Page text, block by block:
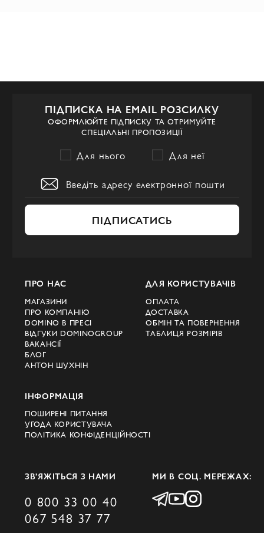
ПІДПИСКА НА EMAIL РОЗСИЛКУ
ОФОРМЛЮЙТЕ ПІДПИСКУ ТА ОТРИМУЙТЕ
СПЕЦІАЛЬНІ ПРОПОЗИЦІЇ
Для нього Для неї
ПІДПИСАТИСЬ
ПРО НАС
МАГАЗИНИ
ПРО КОМПАНІЮ
DOMINO В ПРЕСІ
ВІДГУКИ DOMINOGROUP
ВАКАНСІЇ
БЛОГ
АНТОН ШУХНІН
ДЛЯ КОРИСТУВАЧІВ
ОПЛАТА
ДОСТАВКА
ОБМІН ТА ПОВЕРНЕННЯ
ТАБЛИЦЯ РОЗМІРІВ
ІНФОРМАЦІЯ
ПОШИРЕНІ ПИТАННЯ
УГОДА КОРИСТУВАЧА
ПОЛІТИКА КОНФІДЕНЦІЙНОСТІ
ЗВ’ЯЖІТЬСЯ З НАМИ
0 800 33 00 40
067 548 37 77
МИ В СОЦ. МЕРЕЖАХ: